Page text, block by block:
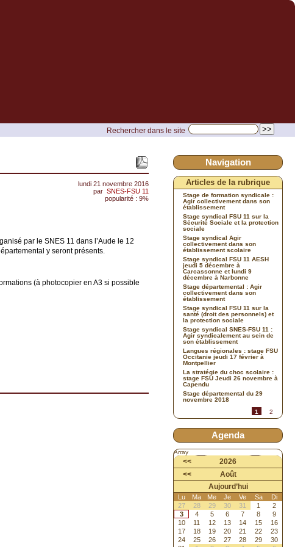
Rechercher dans le site
lundi 21 novembre 2016
par SNES-FSU 11
popularité : 9%
par le SNES 11 dans l’Aude le 12
y seront présents.
(à photocopier en A3 si possible
Navigation
Articles de la rubrique
Stage de formation syndicale :
Agir collectivement dans son
établissement
Stage syndical FSU 11 sur la
Sécurité Sociale et la protection
sociale
Stage syndical Agir
collectivement dans son
établissement scolaire
Stage syndical FSU 11 AESH
jeudi 5 décembre à
Carcassonne et lundi 9
décembre à Narbonne
Stage départemental : Agir
collectivement dans son
établissement
Stage syndical FSU 11 sur la
santé (droit des personnels) et
la protection sociale
Stage syndical SNES-FSU 11 :
Agir syndicalement au sein de
son établissement
Langues régionales : stage FSU
Occitanie jeudi 17 février à
Montpellier
La stratégie du choc scolaire :
stage FSU Jeudi 26 novembre à
Capendu
Stage départemental du 29
novembre 2018
1
2
Agenda
Array
<<
2026
<<
Août
Aujourd’hui
Lu Ma Me Je Ve Sa
Di
27
28 29 30 31 1
2
3
4 5 6 7 8
9
10
11 12 13 14 15
16
17
18 19 20 21 22
23
24
25 26 27 28 29
30